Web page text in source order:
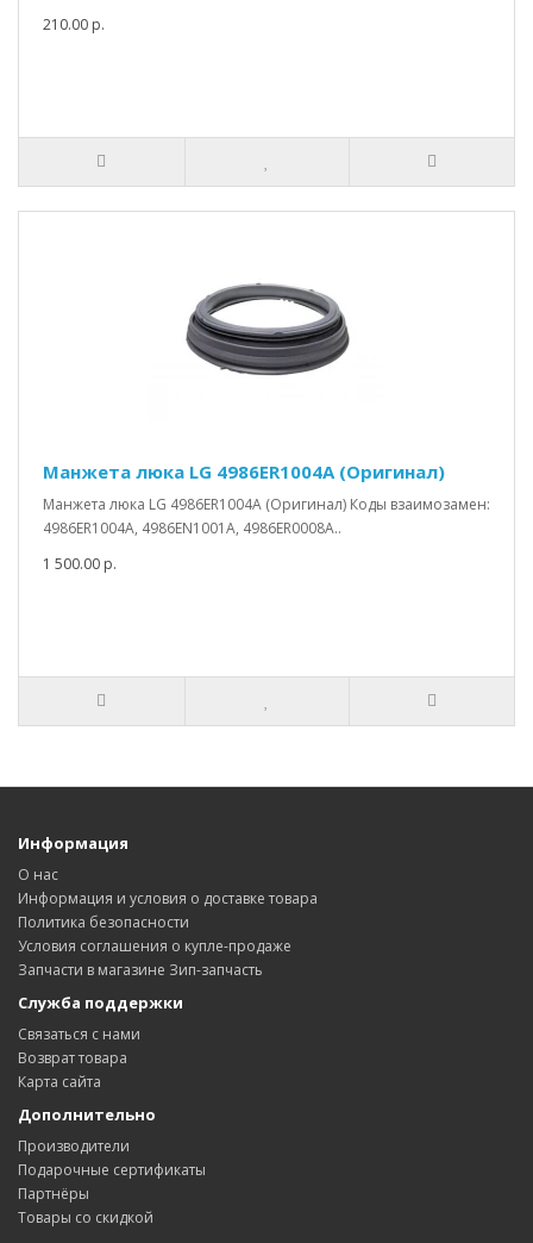
210.00 р.
Манжета люка LG 4986ER1004A (Оригинал)
Манжета люка LG 4986ER1004A (Оригинал) Коды взаимозамен:
4986ER1004A, 4986EN1001A, 4986ER0008A..
1 500.00 р.
Информация
О нас
Информация и условия о доставке товара
Политика безопасности
Условия соглашения о купле-продаже
Запчасти в магазине Зип-запчасть
Служба поддержки
Связаться с нами
Возврат товара
Карта сайта
Дополнительно
Производители
Подарочные сертификаты
Партнёры
Товары со скидкой